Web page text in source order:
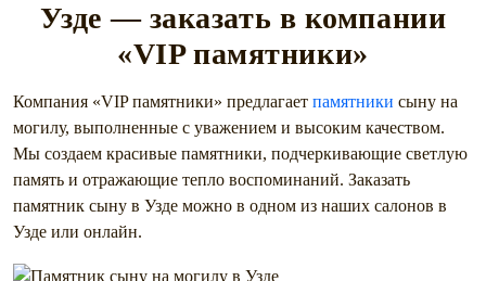
Узде — заказать в компании
«VIP памятники»
Компания «VIP памятники» предлагает памятники сыну на
могилу, выполненные с уважением и высоким качеством.
Мы создаем красивые памятники, подчеркивающие светлую
память и отражающие тепло воспоминаний. Заказать
памятник сыну в Узде можно в одном из наших салонов в
Узде или онлайн.